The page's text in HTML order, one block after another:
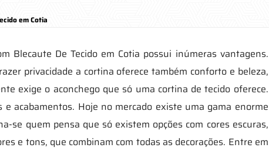
em Cotia
Blecaute De Tecido em Cotia possui inúmeras vantagens.
privacidade a cortina oferece também conforto e beleza,
exige o aconchego que só uma cortina de tecido oferece.
acabamentos. Hoje no mercado existe uma gama enorme
se quem pensa que só existem opções com cores escuras,
e tons, que combinam com todas as decorações. Entre em